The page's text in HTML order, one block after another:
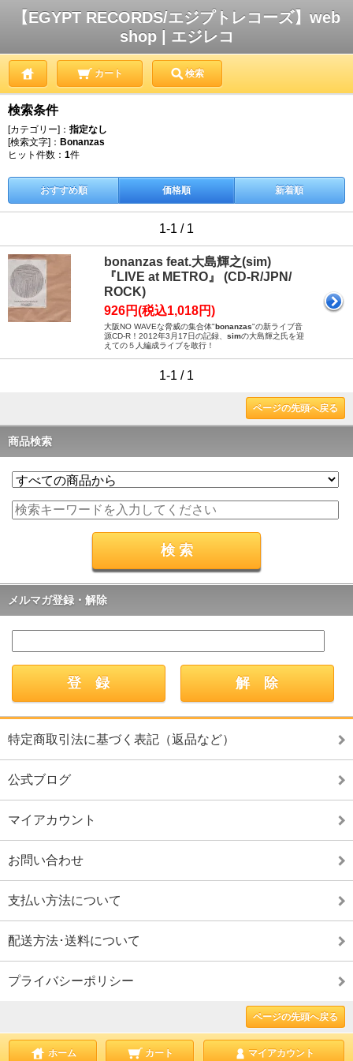
【EGYPT RECORDS/エジプトレコーズ】web
shop | エジレコ
カート 検索
検索条件
[カテゴリー]： 指定なし
[検索文字]： Bonanzas
ヒット件数： 1件
おすすめ順 価格順 新着順
1-1 / 1
bonanzas feat.大島輝之(sim)
『LIVE at METRO』 (CD-R/JPN/
ROCK)
926円(税込1,018円)
大阪NO WAVEな脅威の集合体"bonanzas"の新ライブ音
源CD-R！2012年3月17日の記録、 simの大島輝之氏を迎
えての５人編成ライブを敢行！
1-1 / 1
ページの先頭へ戻る
商品検索
メルマガ登録・解除
特定商取引法に基づく表記（返品など）
公式ブログ
マイアカウント
お問い合わせ
支払い方法について
配送方法･送料について
プライバシーポリシー
ページの先頭へ戻る
ホーム カート マイアカウント